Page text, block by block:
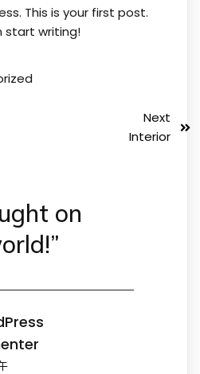
This is your first post.
start writing!
Next
Interior
on
”